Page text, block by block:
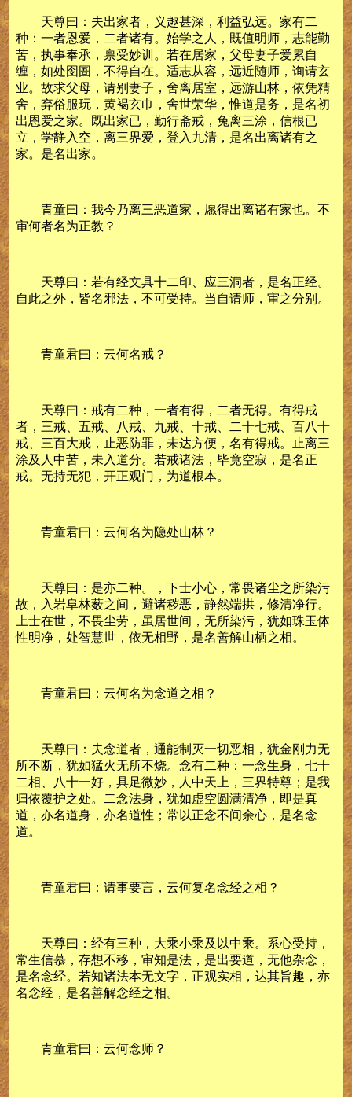
天尊曰：夫出家者，义趣甚深，利益弘远。家有二
种：一者恩爱，二者诸有。始学之人，既值明师，志能勤
苦，执事奉承，禀受妙训。若在居家，父母妻子爱累自
缠，如处囹圄，不得自在。适志从容，远近随师，询请玄
业。故求父母，请别妻子，舍离居室，远游山林，依凭精
舍，弃俗服玩，黄褐玄巾，舍世荣华，惟道是务，是名初
出恩爱之家。既出家已，勤行斋戒，兔离三涂，信根已
立，学静入空，离三界爱，登入九清，是名出离诸有之
家。是名出家。
青童曰：我今乃离三恶道家，愿得出离诸有家也。不
审何者名为正教？
天尊曰：若有经文具十二印、应三洞者，是名正经。
自此之外，皆名邪法，不可受持。当自请师，审之分别。
青童君曰：云何名戒？
天尊曰：戒有二种，一者有得，二者无得。有得戒
者，三戒、五戒、八戒、九戒、十戒、二十七戒、百八十
戒、三百大戒，止恶防罪，未达方便，名有得戒。止离三
涂及人中苦，未入道分。若戒诸法，毕竟空寂，是名正
戒。无持无犯，开正观门，为道根本。
青童君曰：云何名为隐处山林？
天尊曰：是亦二种。，下士小心，常畏诸尘之所染污
故，入岩阜林薮之间，避诸秽恶，静然端拱，修清净行。
上士在世，不畏尘劳，虽居世间，无所染污，犹如珠玉体
性明净，处智慧世，依无相野，是名善解山栖之相。
青童君曰：云何名为念道之相？
天尊曰：夫念道者，通能制灭一切恶相，犹金刚力无
所不断，犹如猛火无所不烧。念有二种：一念生身，七十
二相、八十一好，具足微妙，人中天上，三界特尊；是我
归依覆护之处。二念法身，犹如虚空圆满清净，即是真
道，亦名道身，亦名道性；常以正念不间余心，是名念
道。
青童君曰：请事要言，云何复名念经之相？
天尊曰：经有三种，大乘小乘及以中乘。系心受持，
常生信慕，存想不移，审知是法，是出要道，无他杂念，
是名念经。若知诸法本无文字，正观实相，达其旨趣，亦
名念经，是名善解念经之相。
青童君曰：云何念师？